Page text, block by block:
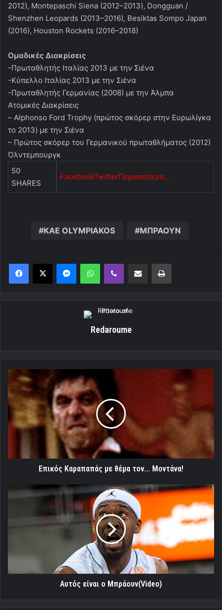
2012), Montepaschi Siena (2012–2013), Dongguan /
Shenzhen Leopards (2013–2016), Besiktas Sompo Japan
(2016), Houston Rockets (2016–2018)
Ομαδικές Διακρίσεις
-Πρωταθλητής Ιταλίας 2013 με την Σιένα
-Κύπελλο Ιταλίας 2013 με την Σιένα
-Πρωταθλητής Γερμανίας (2008) με την Άλμπα
Ατομικές Διακρίσεις
– Alphonso Ford Trophy (πρώτος σκόρερ στην Ευρωλίγκα
το 2013) με την Σιένα
– Πρώτος σκόρερ του Γερμανικού πρωταθλήματος (2012)
Όλντεμπουργκ
50
SHARES
FacebookTwitterΠερισσότερα…
KAE OLYMPIAKOS ΜΠΡΑΟΥΝ
MessengerWhatsAppViber Κοινοποίηση μέσω ηλεκτρονικού ταχυδρομείουΕκτύπωση
Redaroume
Καραπαπάς
με
θέμα
τον...
Μοντάνα!
Επικός Καραπαπάς με θέμα τον... Μοντάνα!
Aυτός
είναι
Μπράουν(Video)
Aυτός είναι ο Μπράουν(Video)